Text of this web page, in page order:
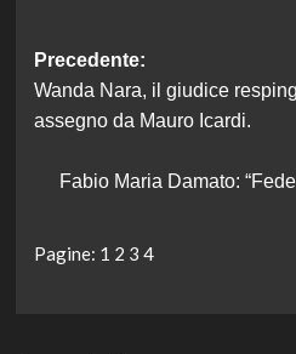
Navigazione
articolo
Precedente:
Wanda Nara, il giudice
assegno da Mauro Icardi.
Fabio Maria Damato:
Pagine: 1 2 3 4